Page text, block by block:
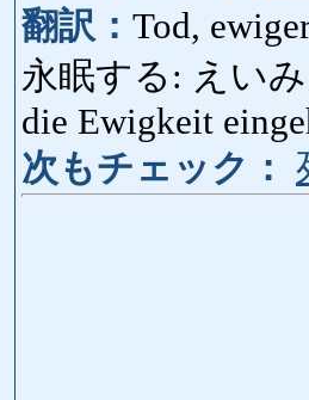
翻訳： Tod,
永眠する: えいみ
die Ewigkeit
次もチェック：